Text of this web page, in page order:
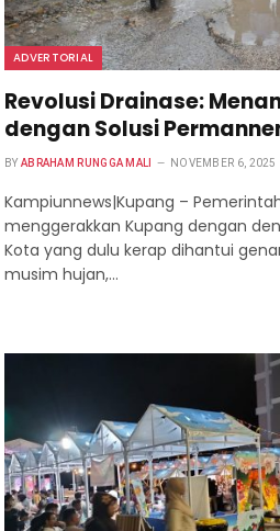
ADVERTORIAL
Revolusi Drainase:
dengan Solusi
BY ABRAHAM RUNGGA MALI NOVEMBER 6, 2025
Kampiunnews|Kupang –
menggerakkan Kupang dengan
Kota yang dulu kerap dihantui
musim hujan,…